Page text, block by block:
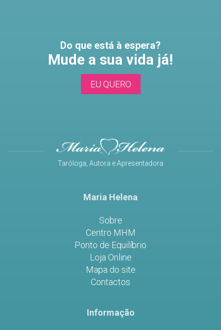
Do que está à espera?
Mude a sua vida já!
EU QUERO
Taróloga, Autora e Apresentadora
Maria Helena
Sobre
Centro MHM
Ponto de Equilíbrio
Loja Online
Mapa do site
Contactos
Informação